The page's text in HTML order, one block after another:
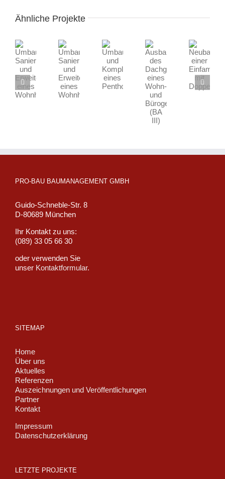
Ähnliche Projekte
Umbau,
Sanierung
Erweiterung
eines
Umbau,
Sanierung
Erweiterung
eines
Umbau
Komplettsanierung
Ausbau
Dachgeschosses
eines
Bürogebäudes
Neubau
Einfamilienvilla
PRO-BAU BAUMANAGEMENT GMBH
Guido-Schneble-Str. 8
D-80689 München
Ihr Kontakt zu uns:
(089) 33 05 66 30
oder verwenden Sie
unser Kontaktformular.
SITEMAP
Home
Über uns
Aktuelles
Referenzen
Auszeichnungen und Veröffentlichungen
Partner
Kontakt
Impressum
Datenschutzerklärung
LETZTE PROJEKTE